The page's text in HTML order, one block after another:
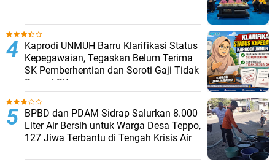
Kaprodi UNMUH Barru Klarifikasi Status
Kepegawaian, Tegaskan Belum Terima
SK Pemberhentian dan Soroti Gaji Tidak
Sesuai SK
BPBD dan PDAM Sidrap Salurkan 8.000
Liter Air Bersih untuk Warga Desa Teppo,
127 Jiwa Terbantu di Tengah Krisis Air